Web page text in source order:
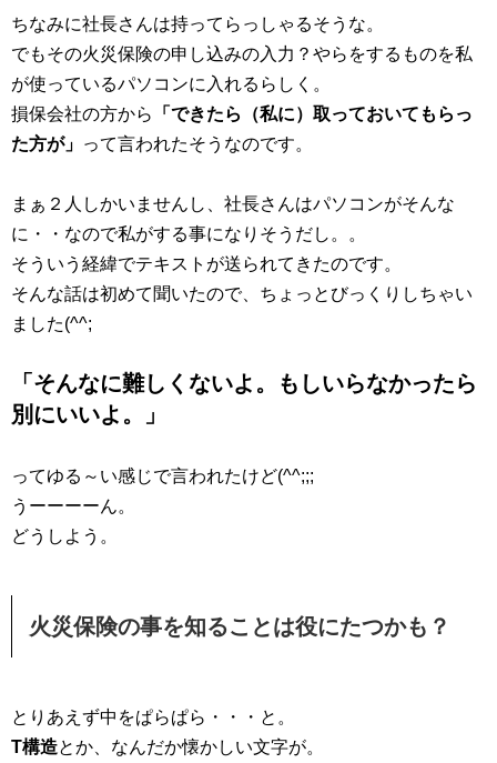
ちなみに社長さんは持ってらっしゃるそうな。
でもその火災保険の申し込みの入力？やらをするものを私
が使っているパソコンに入れるらしく。
損保会社の方から
「できたら（私に）取っておいてもらっ
た方が」 って言われたそうなのです。
まぁ２人しかいませんし、社長さんはパソコンがそんな
に・・なので私がする事になりそうだし。。
そういう経緯でテキストが送られてきたのです。
そんな話は初めて聞いたので、ちょっとびっくりしちゃい
ました(^^;
「そんなに難しくないよ。もしいらなかったら
別にいいよ。」
ってゆる～い感じで言われたけど(^^;;;
うーーーーん。
どうしよう。
火災保険の事を知ることは役にたつかも？
とりあえず中をぱらぱら・・・と。
T構造とか、なんだか懐かしい文字が。